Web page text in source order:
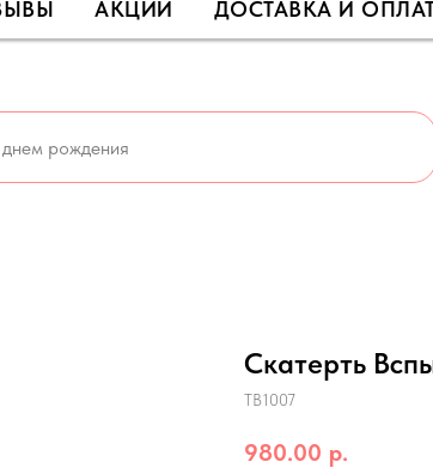
АКЦИИ ДОСТАВКА И
Скатерть
ТВ1007
980.00 р.